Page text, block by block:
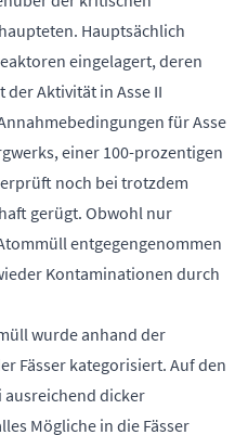
Hauptsächlich
eingelagert, deren
Aktivität in Asse II
für Asse
einer 100-prozentigen
noch bei trotzdem
gerügt. Obwohl nur
entgegengenommen
Kontaminationen durch
wurde anhand der
Fässer kategorisiert. Auf den
ausreichend dicker
Mögliche in die Fässer